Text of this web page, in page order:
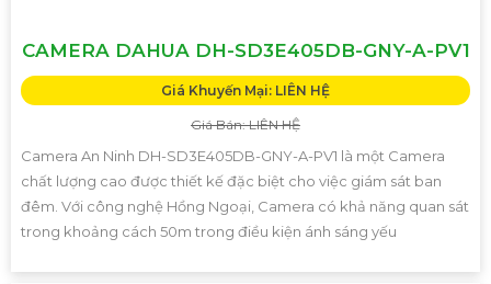
CAMERA DAHUA DH-SD3E405DB-GNY-A-PV1
Giá Khuyến Mại: LIÊN HỆ
Giá Bán: LIÊN HỆ
Camera An Ninh DH-SD3E405DB-GNY-A-PV1 là một Camera
chất lượng cao được thiết kế đặc biệt cho việc giám sát ban
đêm. Với công nghệ Hồng Ngoại, Camera có khả năng quan sát
trong khoảng cách 50m trong điều kiện ánh sáng yếu